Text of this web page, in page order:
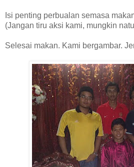
Isi penting perbualan semasa
(Jangan tiru aksi kami, mungkin
Selesai makan. Kami bergambar.